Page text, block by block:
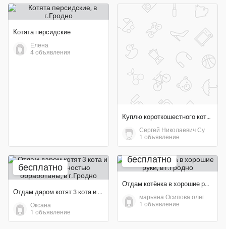
Котята персидские
Елена
4 объявления
Куплю короткошестного котёнка британца
Сергей Николаевич Су
1 объявление
бесплатно
Отдам даром котят 3 кота и 1 кошку. полностью обработаны
Оксана
1 объявление
бесплатно
Отдам котёнка в хорошие руки
марьяна Осипова олег
1 объявление